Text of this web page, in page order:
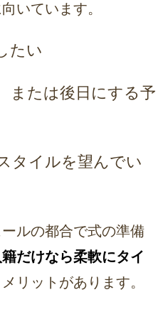
いています。
たい
または後日にする予
タイルを望んでい
ルの都合で式の準備
籍だけなら柔軟にタイ
リットがあります。